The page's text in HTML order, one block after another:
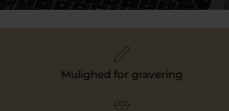
Mulighed for gravering